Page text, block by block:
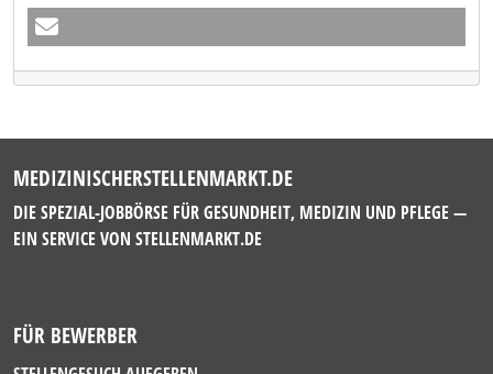
MEDIZINISCHERSTELLENMARKT.DE
DIE SPEZIAL-JOBBÖRSE FÜR GESUNDHEIT, MEDIZIN UND PFLEGE —
EIN SERVICE VON STELLENMARKT.DE
FÜR BEWERBER